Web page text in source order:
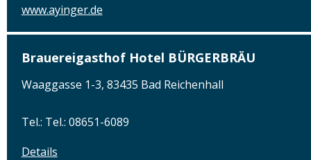
www.ayinger.de
Brauereigasthof Hotel BÜRGERBRÄU
Waaggasse 1-3, 83435 Bad Reichenhall
Tel.: Tel.: 08651-6089
Details